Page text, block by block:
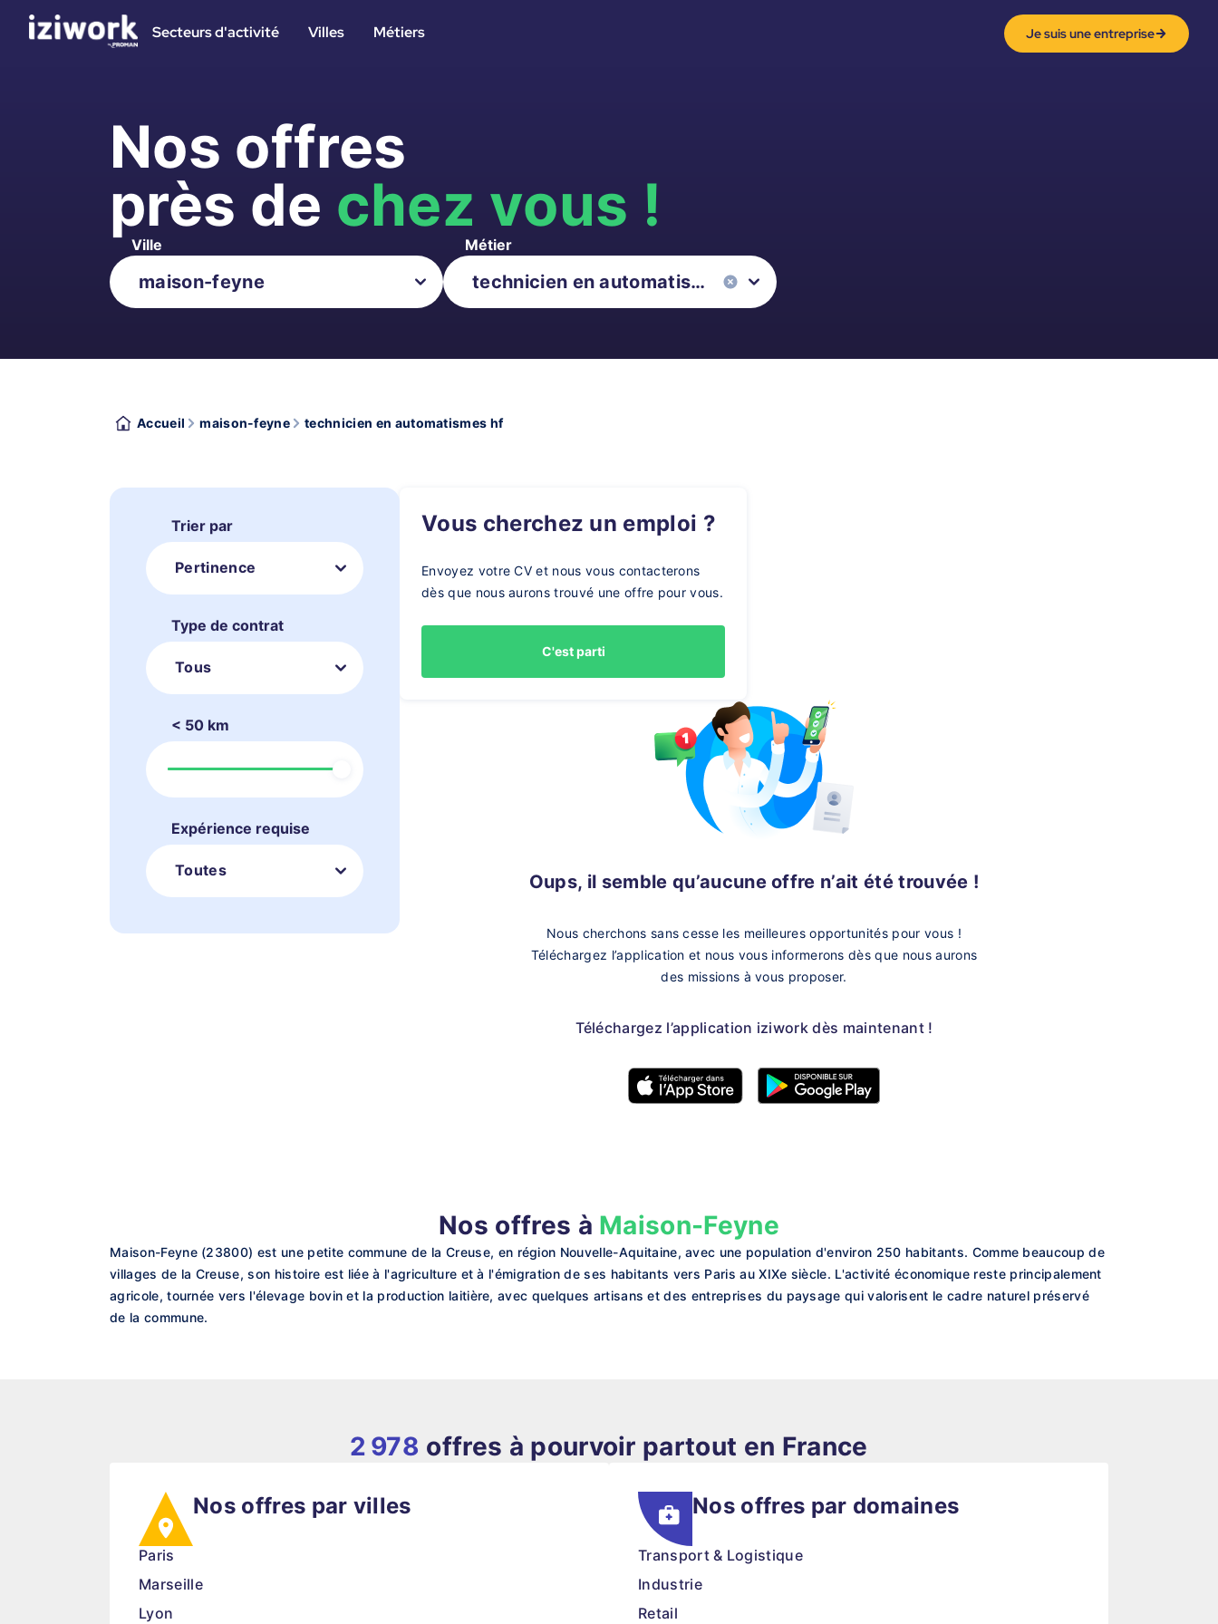
Secteurs d'activité Villes Métiers Je suis une entreprise
Nos offres
près de chez vous !
Ville Métier
Accueil maison-feyne technicien en automatismes hf
Trier par
Pertinence
Type de contrat
Tous
< 50 km
Expérience requise
Toutes
Vous cherchez un emploi ?
Envoyez votre CV et nous vous contacterons
dès que nous aurons trouvé une offre pour vous.
C'est parti
Oups, il semble qu’aucune offre n’ait été trouvée !
Nous cherchons sans cesse les meilleures opportunités pour vous !
Téléchargez l’application et nous vous informerons dès que nous aurons
des missions à vous proposer.
Téléchargez l’application iziwork dès maintenant !
Nos offres à Maison-Feyne
Maison-Feyne (23800) est une petite commune de la Creuse, en région Nouvelle-Aquitaine, avec une population d'environ 250 habitants. Comme beaucoup de
villages de la Creuse, son histoire est liée à l'agriculture et à l'émigration de ses habitants vers Paris au XIXe siècle. L'activité économique reste principalement
agricole, tournée vers l'élevage bovin et la production laitière, avec quelques artisans et des entreprises du paysage qui valorisent le cadre naturel préservé
de la commune.
2 978 offres à pourvoir partout en France
Nos offres par villes
Paris
Marseille
Lyon
Nos offres par domaines
Transport & Logistique
Industrie
Retail